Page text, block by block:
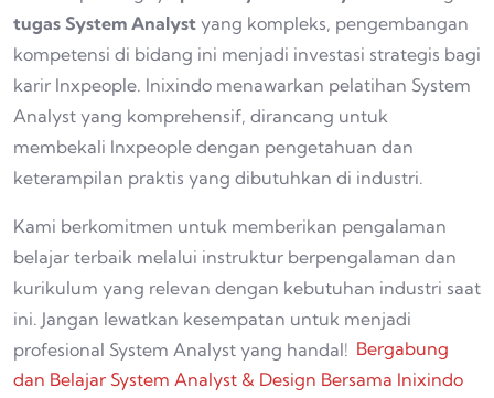
tugas System Analyst yang kompleks, pengembangan
kompetensi di bidang ini menjadi investasi strategis bagi
karir Inxpeople. Inixindo menawarkan pelatihan System
Analyst yang komprehensif, dirancang untuk
membekali Inxpeople dengan pengetahuan dan
keterampilan praktis yang dibutuhkan di industri.
Kami berkomitmen untuk memberikan pengalaman
belajar terbaik melalui instruktur berpengalaman dan
kurikulum yang relevan dengan kebutuhan industri saat
ini. Jangan lewatkan kesempatan untuk menjadi
profesional System Analyst yang handal! Bergabung
dan Belajar System Analyst & Design Bersama Inixindo